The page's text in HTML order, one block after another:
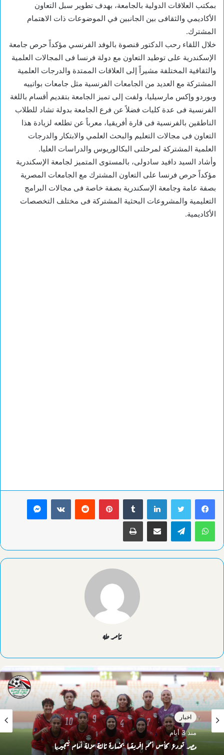
بمكتب العلاقات الدولية بالجامعة، بهدف تطوير سبل التعاون
الأكاديمي والثقافى بين الجانبين في الموضوعات ذات الاهتمام
المشترك.
خلال اللقاء رحب الدكتور قنصوة بالوفد الفرنسي مؤكداً حرص جامعة
الإسكندرية على توطيد التعاون مع دولة فرنسا فى المجالات العلمية
والثقافية المختلفة مشيراً إلى العلاقات الممتدة والدرجات العلمية
المشتركة مع العديد من الجامعات الفرنسية مثل جامعات بواتييه
وبوردو وإكس مارسيليا، ولفت إلى تميز الجامعة بتقديم أقسام باللغة
الفرنسية فى عدة كليات فضلاً عن فرع الجامعة بدولة تشاد للطلاب
الناطقين بالفرنسية فى قارة أفريقيا، معرباً عن تطلعه لزيادة هذا
التعاون فى مجالات التعليم والبحث العلمي والابتكار والدرجات
العلمية المشتركة لمرحلتى البكالوريوس والدراسات العليا.
وأشاد السيد دافيد سادولى، بالمستوى المتميز لجامعة الإسكندرية
مؤكداً حرص فرنسا على التعاون المشترك مع الجامعات المصرية
بصفة عامة وجامعة الإسكندرية بصفة خاصة فى مجالات البرامج
التعليمية والمشروعات البحثية المشتركة فى مختلف التخصصات
الأكاديمية.
لينكدإن بينتيريست ماسنجر
واتساب تيلقرام مشاركة عبر البريد طباعة
تامر طه
اخبار
منذ 3 أيام
مصر تودع كأس أمم إفريقيا بخسارة ثالثة مزلة أمام نيجيريا